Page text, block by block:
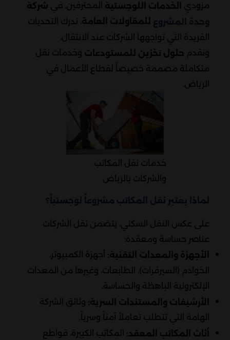
مزودي
الخدمات اللوجستية المحترفين. في شركة
للمقاولات العامة، ندرك التحديات
الفريدة التي تواجهها الشركات عند الانتقال،
ونقدم حلول تخزين للمستودعات وخدمات نقل
متكاملة مصممة خصيصاً لقطاع الأعمال في
الرياض.
خدمات نقل المكاتب
والشركات بالرياض
لماذا يعتبر نقل المكاتب مشروعاً لوجستياً؟
على عكس النقل السكني، يتضمن نقل الشركات
عناصر حساسة ومعقدة:
الأجهزة والمعدات التقنية: أجهزة الكمبيوتر،
الخوادم (السيرفرات)، الطابعات، وغيرها من المعدات
الإلكترونية الباهظة والحساسة.
الأرشيفات والمستندات السرية: وثائق الشركة
الهامة التي تتطلب تعاملاً آمناً وسرياً.
أثاث المكاتب المعقد: المكاتب الكبيرة، قواطع